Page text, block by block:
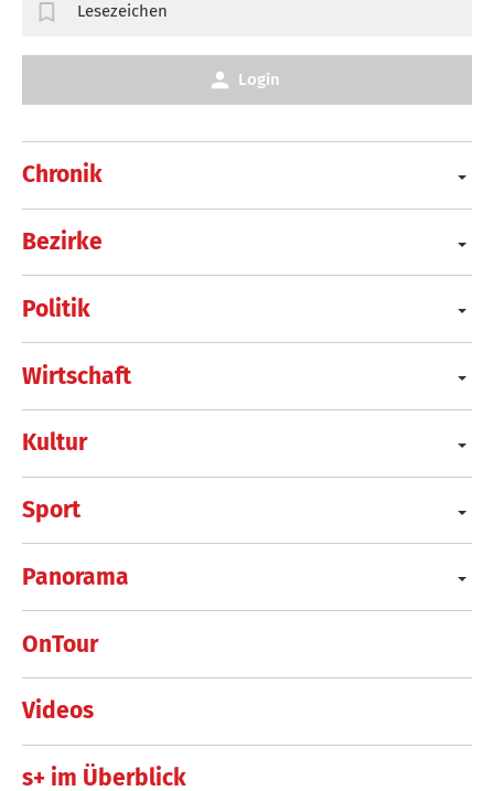
Chronik
Bezirke
Politik
Wirtschaft
Kultur
Sport
Panorama
OnTour
Videos
s+ im Überblick
Lesezeichen
Login